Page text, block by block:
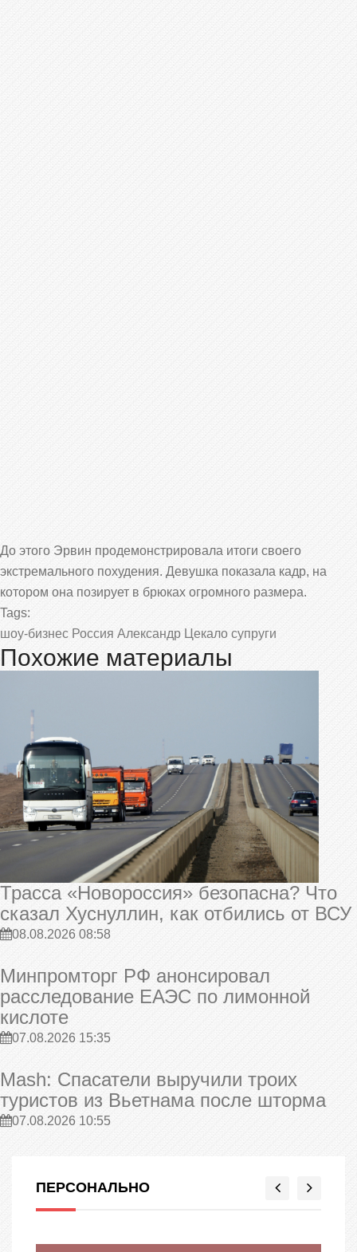
До этого Эрвин продемонстрировала итоги своего
экстремального похудения. Девушка показала кадр, на
котором она позирует в брюках огромного размера.
Tags:
шоу-бизнес Россия Александр Цекало супруги
Похожие материалы
Трасса «Новороссия» безопасна? Что
сказал Хуснуллин, как отбились от ВСУ
08.08.2026 08:58
Минпромторг РФ анонсировал
расследование ЕАЭС по лимонной
кислоте
07.08.2026 15:35
Mash: Спасатели выручили троих
туристов из Вьетнама после шторма
07.08.2026 10:55
ПЕРСОНАЛЬНО